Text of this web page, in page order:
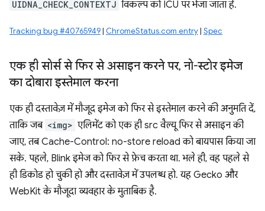
UIDNA_CHECK_CONTEXTJ विकल्प को ICU पर भेजा जाता है.
Tracking bug #40765949| ChromeStatus.com entry| Spec
एक ही सोर्स से फिर से असाइन करने पर, नो-स्टोर इमेज
का दोबारा इस्तेमाल करना
एक ही दस्तावेज़ में मौजूद इमेज को फिर से इस्तेमाल करने की अनुमति दें,
ताकि जब <img> एलिमेंट को एक ही src वैल्यू फिर से असाइन की
जाए, तब Cache-Control: no-store reload को बायपास किया जा
सके. पहले, Blink इमेज को फिर से फ़ेच करता था. भले ही, वह पहले से
ही डिकोड हो चुकी हो और दस्तावेज़ में उपलब्ध हो. यह Gecko और
WebKit के मौजूदा व्यवहार के मुताबिक है.